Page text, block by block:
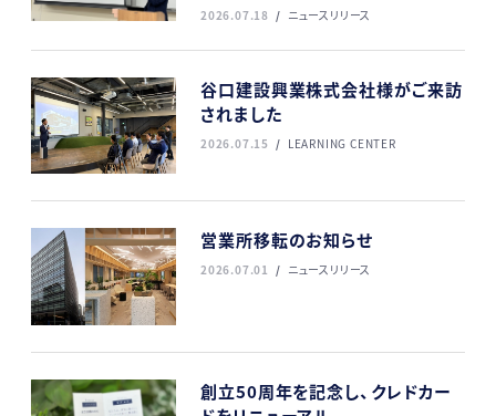
2026.07.18 ニュースリリース
谷口建設興業株式会社様がご来訪
されました
2026.07.15 LEARNING CENTER
営業所移転のお知らせ
2026.07.01 ニュースリリース
創立50周年を記念し、クレドカー